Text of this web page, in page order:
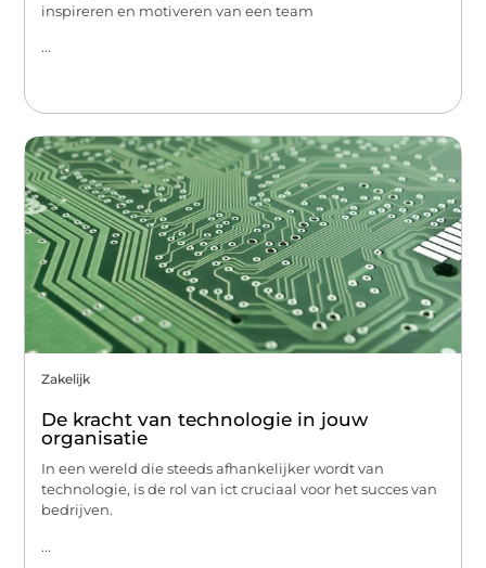
inspireren en motiveren van een team
...
Zakelijk
De kracht van technologie in jouw
organisatie
In een wereld die steeds afhankelijker wordt van
technologie, is de rol van ict cruciaal voor het succes van
bedrijven.
...